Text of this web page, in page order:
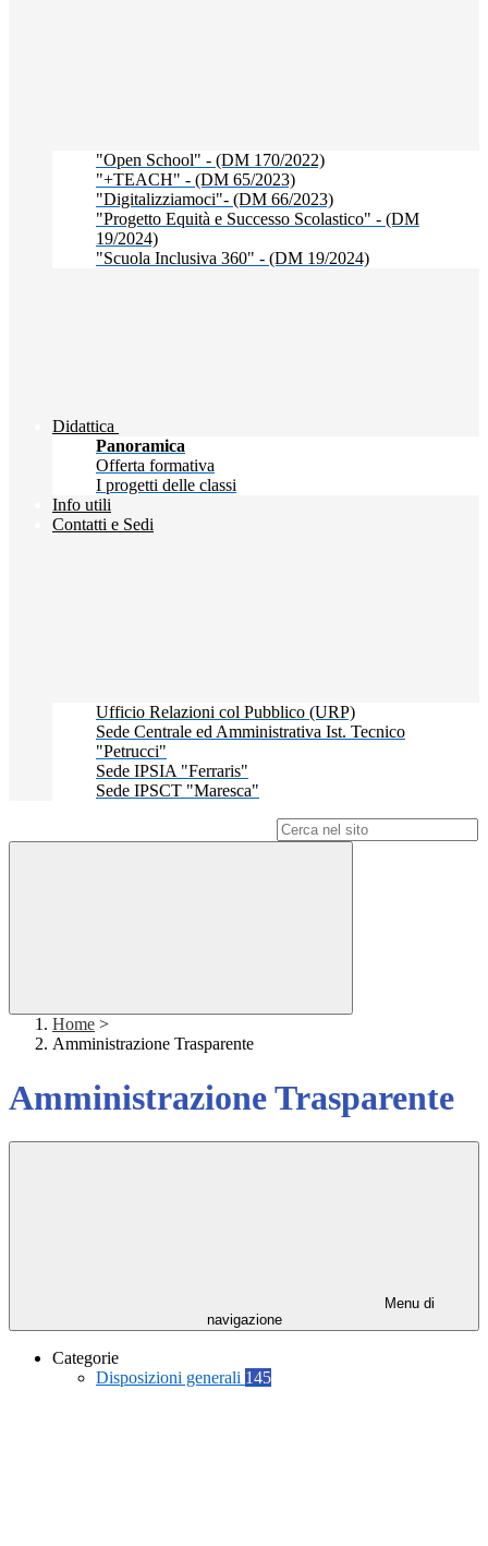
"Open School" - (DM 170/2022)
"+TEACH" - (DM 65/2023)
"Digitalizziamoci"- (DM 66/2023)
"Progetto Equità e Successo Scolastico" - (DM
19/2024)
"Scuola Inclusiva 360" - (DM 19/2024)
Didattica
Panoramica
Offerta formativa
I progetti delle classi
Info utili
Contatti e Sedi
Ufficio Relazioni col Pubblico (URP)
Sede Centrale ed Amministrativa Ist. Tecnico
"Petrucci"
Sede IPSIA "Ferraris"
Sede IPSCT "Maresca"
Home >
Amministrazione Trasparente
Amministrazione Trasparente
Menu di
navigazione
Categorie
Disposizioni generali 145